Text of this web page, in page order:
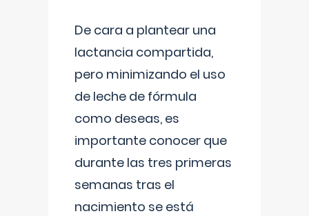
De cara a plantear una
lactancia compartida,
pero minimizando el uso
de leche de fórmula
como deseas, es
importante conocer que
durante las tres primeras
semanas tras el
nacimiento se está